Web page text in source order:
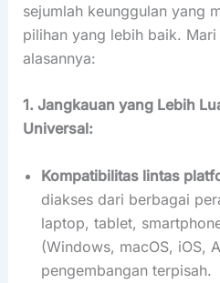
sejumlah keunggulan yang
pilihan yang lebih baik.
alasannya:
1. Jangkauan yang Lebih
Universal:
Kompatibilitas lintas
diakses dari berbagai
laptop, tablet,
(Windows, macOS, iOS,
pengembangan terpisah.